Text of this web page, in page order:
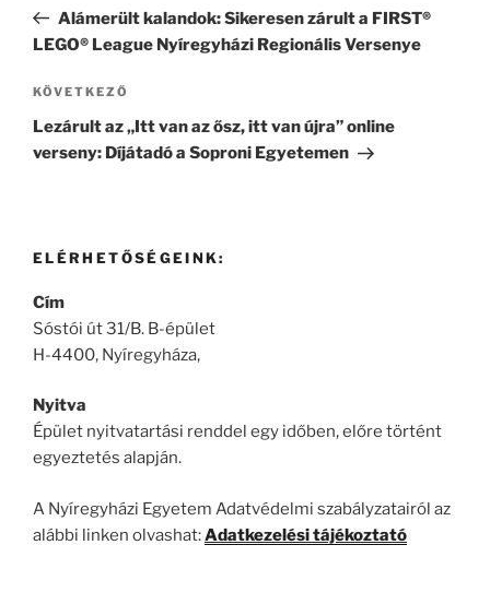
bejegyzés
Alámerült kalandok: Sikeresen zárult a FIRST®
LEGO® League Nyíregyházi Regionális Versenye
Következő
bejegyzés
KÖVETKEZŐ
Lezárult az „Itt van az ősz, itt van újra” online
verseny: Díjátadó a Soproni Egyetemen
ELÉRHETŐSÉGEINK:
Cím
Sóstói út 31/B. B-épület
H-4400, Nyíregyháza,
Nyitva
Épület nyitvatartási renddel egy időben, előre történt
egyeztetés alapján.
A Nyíregyházi Egyetem Adatvédelmi szabályzatairól az
alábbi linken olvashat:Adatkezelési tájékoztató